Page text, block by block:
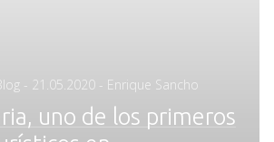
- Posted
21.05.2020 - Enrique Sancho
uno de los primeros